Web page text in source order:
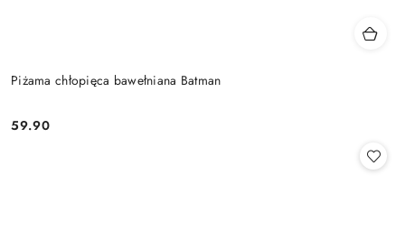
Piżama chłopięca bawełniana Batman
Cena:
59.90